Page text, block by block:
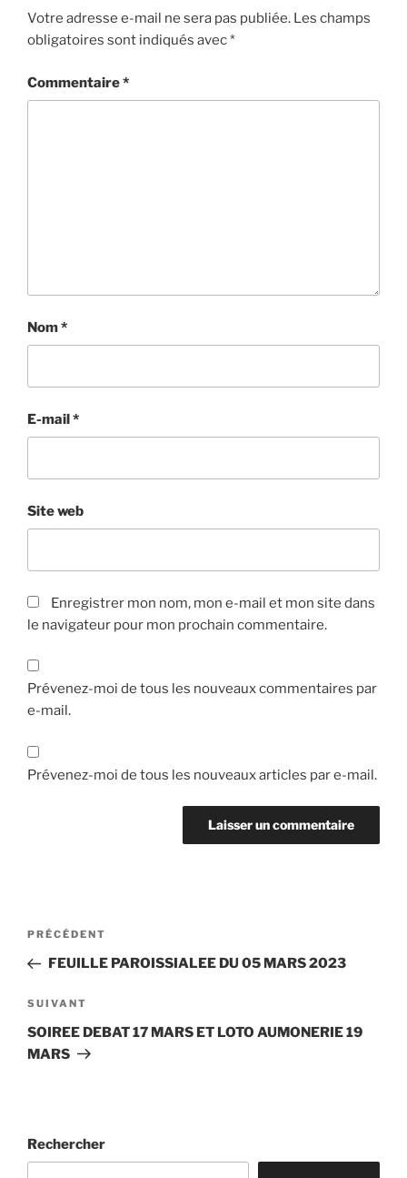
Votre adresse e-mail ne sera pas publiée. Les champs
obligatoires sont indiqués avec*
Commentaire*
Nom*
E-mail*
Site web
Enregistrer mon nom, mon e-mail et mon site dans
le navigateur pour mon prochain commentaire.
Prévenez-moi de tous les nouveaux commentaires par
e-mail.
Prévenez-moi de tous les nouveaux articles par e-mail.
Navigation
l’article
Article
précédent
PRÉCÉDENT
FEUILLE PAROISSIALEE DU 05 MARS 2023
Article
suivant
SUIVANT
SOIREE DEBAT 17 MARS ET LOTO AUMONERIE 19
MARS
Rechercher